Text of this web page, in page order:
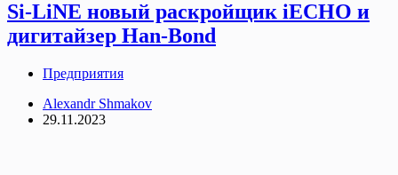
Si-LiNE новый раскройщик iECHO и
дигитайзер Han-Bond
Предприятия
Alexandr Shmakov
29.11.2023